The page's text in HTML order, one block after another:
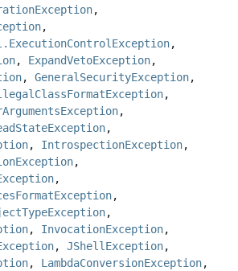
,
,
,
, ExpandVetoException,
, GeneralSecurityException,
,
,
,
, IntrospectionException,
,
,
,
,
, InvocationException,
, JShellException,
, LambdaConversionException,